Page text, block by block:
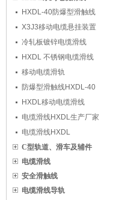
HXDL-40防爆型滑触线
X3J3移动电缆悬挂装置
冷轧板镀锌电缆滑线
HXDL 不锈钢电缆滑线
移动电缆滑轨
防爆型滑触线HXDL-40
HXDL移动电缆滑线
电缆滑线HXDL生产厂家
电缆滑线HXDL
C型轨道、滑车及辅件
电缆滑线
安全滑触线
电缆滑线导轨